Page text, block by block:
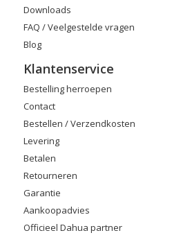
Downloads
FAQ / Veelgestelde vragen
Blog
Klantenservice
Bestelling herroepen
Contact
Bestellen / Verzendkosten
Levering
Betalen
Retourneren
Garantie
Aankoopadvies
Officieel Dahua partner